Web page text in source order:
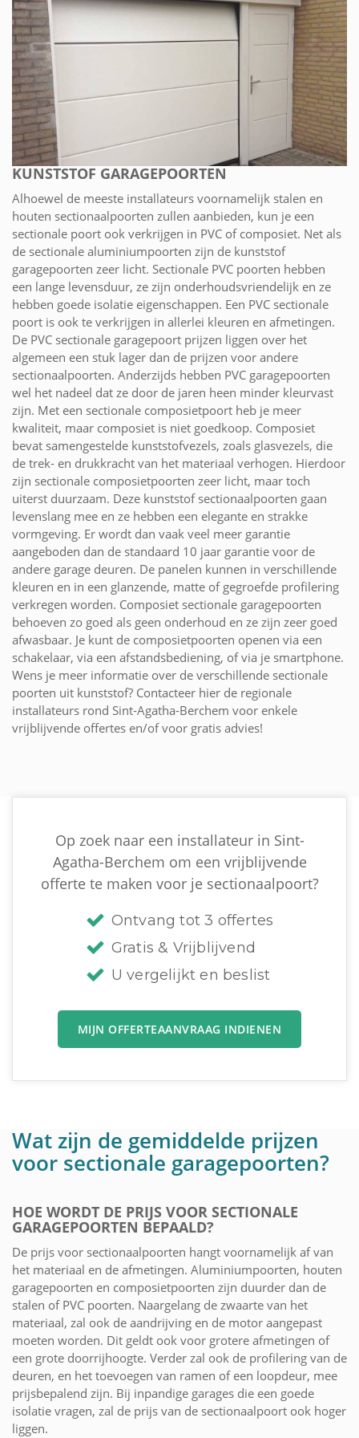
KUNSTSTOF GARAGEPOORTEN
Alhoewel de meeste installateurs voornamelijk stalen en
houten sectionaalpoorten zullen aanbieden, kun je een
sectionale poort ook verkrijgen in PVC of composiet. Net als
de sectionale aluminiumpoorten zijn de kunststof
garagepoorten zeer licht. Sectionale PVC poorten hebben
een lange levensduur, ze zijn onderhoudsvriendelijk en ze
hebben goede isolatie eigenschappen. Een PVC sectionale
poort is ook te verkrijgen in allerlei kleuren en afmetingen.
De PVC sectionale garagepoort prijzen liggen over het
algemeen een stuk lager dan de prijzen voor andere
sectionaalpoorten. Anderzijds hebben PVC garagepoorten
wel het nadeel dat ze door de jaren heen minder kleurvast
zijn. Met een sectionale composietpoort heb je meer
kwaliteit, maar composiet is niet goedkoop. Composiet
bevat samengestelde kunststofvezels, zoals glasvezels, die
de trek- en drukkracht van het materiaal verhogen. Hierdoor
zijn sectionale composietpoorten zeer licht, maar toch
uiterst duurzaam. Deze kunststof sectionaalpoorten gaan
levenslang mee en ze hebben een elegante en strakke
vormgeving. Er wordt dan vaak veel meer garantie
aangeboden dan de standaard 10 jaar garantie voor de
andere garage deuren. De panelen kunnen in verschillende
kleuren en in een glanzende, matte of gegroefde profilering
verkregen worden. Composiet sectionale garagepoorten
behoeven zo goed als geen onderhoud en ze zijn zeer goed
afwasbaar. Je kunt de composietpoorten openen via een
schakelaar, via een afstandsbediening, of via je smartphone.
Wens je meer informatie over de verschillende sectionale
poorten uit kunststof? Contacteer hier de regionale
installateurs rond Sint-Agatha-Berchem voor enkele
vrijblijvende offertes en/of voor gratis advies!
Op zoek naar een installateur in Sint-
Agatha-Berchem om een vrijblijvende
offerte te maken voor je sectionaalpoort?
Ontvang tot 3 offertes
Gratis & Vrijblijvend
U vergelijkt en beslist
MIJN OFFERTEAANVRAAG INDIENEN
Wat zijn de gemiddelde prijzen
voor sectionale garagepoorten?
HOE WORDT DE PRIJS VOOR SECTIONALE
GARAGEPOORTEN BEPAALD?
De prijs voor sectionaalpoorten hangt voornamelijk af van
het materiaal en de afmetingen. Aluminiumpoorten, houten
garagepoorten en composietpoorten zijn duurder dan de
stalen of PVC poorten. Naargelang de zwaarte van het
materiaal, zal ook de aandrijving en de motor aangepast
moeten worden. Dit geldt ook voor grotere afmetingen of
een grote doorrijhoogte. Verder zal ook de profilering van de
deuren, en het toevoegen van ramen of een loopdeur, mee
prijsbepalend zijn. Bij inpandige garages die een goede
isolatie vragen, zal de prijs van de sectionaalpoort ook hoger
liggen.